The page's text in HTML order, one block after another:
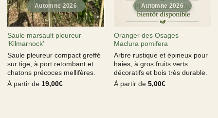
Saule marsault pleureur
‘Kilmarnock’
Saule pleureur compact greffé
sur tige, à port retombant et
chatons précoces mellifères.
À partir de 19,00€
Oranger des Osages –
Maclura pomifera
Arbre rustique et épineux pour
haies, à gros fruits verts
décoratifs et bois très durable.
À partir de 5,00€